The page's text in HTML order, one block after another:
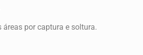
por captura e soltura.